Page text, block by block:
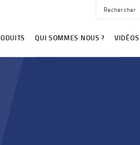
QUI SOMMES NOUS ? VIDÉOS
?